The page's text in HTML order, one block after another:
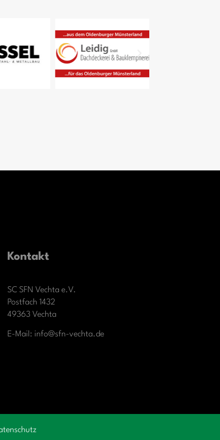
Kontakt
SC SFN Vechta e.V.
Postfach 1432
49363 Vechta
E-Mail: info@sfn-vechta.de